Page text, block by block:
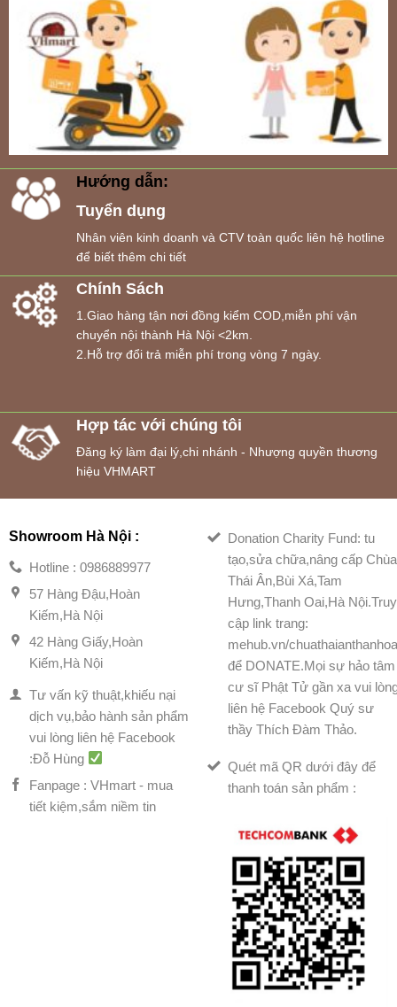
Hướng dẫn:
Tuyển dụng
Nhân viên kinh doanh và CTV toàn quốc liên hệ hotline
để biết thêm chi tiết
Chính Sách
1.Giao hàng tận nơi đồng kiểm COD,miễn phí vận
chuyển nội thành Hà Nội <2km.
2.Hỗ trợ đổi trả miễn phí trong vòng 7 ngày.
Hợp tác với chúng tôi
Đăng ký làm đại lý,chi nhánh - Nhượng quyền thương
hiệu VHMART
Showroom Hà Nội :
Hotline : 0986889977
57 Hàng Đậu,Hoàn
Kiếm,Hà Nội
42 Hàng Giấy,Hoàn
Kiếm,Hà Nội
Tư vấn kỹ thuật,khiếu nại
dịch vụ,bảo hành sản phẩm
vui lòng liên hệ Facebook
:Đỗ Hùng
Fanpage : VHmart - mua
tiết kiệm,sắm niềm tin
Donation Charity Fund: tu
tạo,sửa chữa,nâng cấp Chùa
Thái Ân,Bùi Xá,Tam
Hưng,Thanh Oai,Hà Nội.Truy
cập link trang:
mehub.vn/
để DONATE.Mọi sự hảo tâm
cư sĩ Phật Tử gần xa vui
liên hệ Facebook Quý sư
thầy Thích Đàm Thảo.
Quét mã QR dưới đây để
thanh toán sản phẩm :